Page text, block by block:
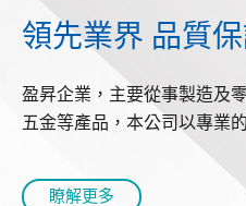
領先業界 品質
盈昇企業，主要從事製造及
五金等產品，本公司以專業
瞭解更多